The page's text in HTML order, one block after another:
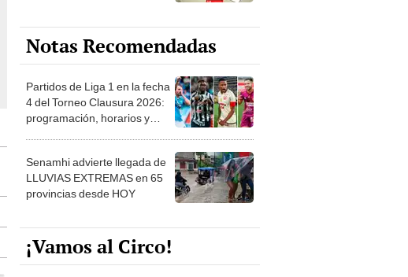
Notas Recomendadas
Partidos de Liga 1 en la fecha
4 del Torneo Clausura 2026:
programación, horarios y
Senamhi advierte llegada de
LLUVIAS EXTREMAS en 65
provincias desde HOY
¡Vamos al Circo!